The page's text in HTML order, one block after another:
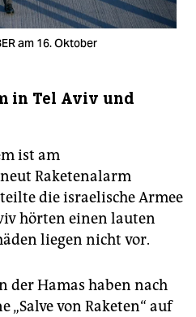
am 16. Oktober
in Tel Aviv und
ist am
Raketenalarm
die israelische Armee
hörten einen lauten
liegen nicht vor.
der Hamas haben nach
„Salve von Raketen“ auf